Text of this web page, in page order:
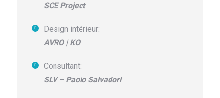
SCE Project
Design intérieur:
AVRO | KO
Consultant:
SLV – Paolo Salvadori